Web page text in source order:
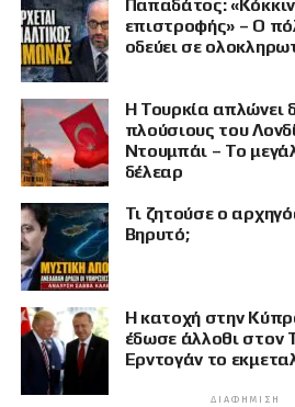
Παπαδάτος:
επιστροφής» – Ο
οδεύει σε
Η Τουρκία απλώνει
πλούσιους του
Ντουμπάι – Το
δέλεαρ
Τι ζητούσε ο
Βηρυτό;
Η κατοχή στην
έδωσε άλλοθι στον
Ερντογάν το
ΔΙΑΦΉΜΙΣΗ